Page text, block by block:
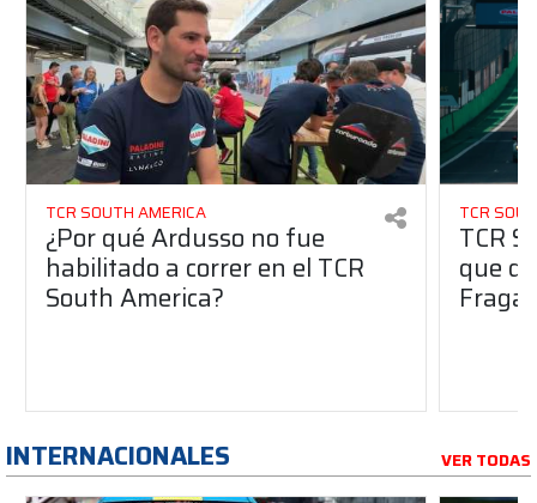
TCR SOUTH AMERICA
¿Por qué Ardusso no fue
habilitado a correr en el TCR
South America?
TCR
TCR
que
Fraga
INTERNACIONALES VER TODAS